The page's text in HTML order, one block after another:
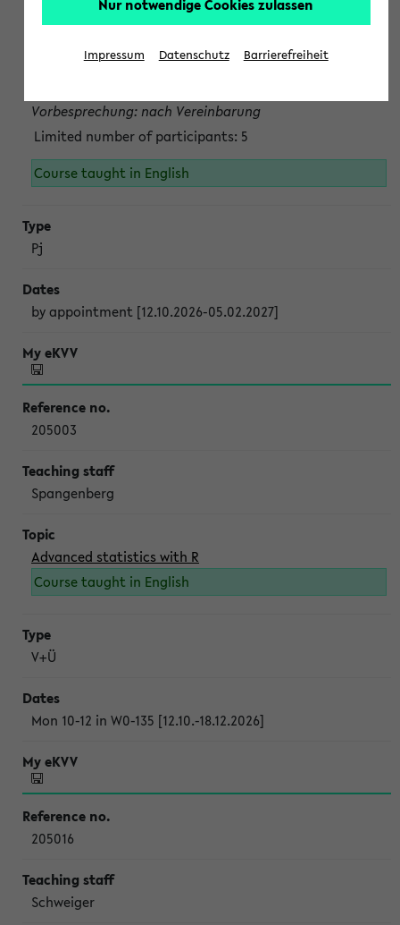
Projektmodul "Bakterielle Biotechnologie"
Persönliche Anmeldung beim Veranstalter ist unbedingt
Vorbesprechung: nach Vereinbarung
Limited number of participants: 5
Course taught in English
Pj
by appointment [12.10.2026-05.02.2027]
205003
Spangenberg
Advanced statistics with R
Course taught in English
V+Ü
Mon 10-12 in W0-135 [12.10.-18.12.2026]
205016
Schweiger
Nur notwendige Cookies zulassen
Impressum Datenschutz Barrierefreiheit